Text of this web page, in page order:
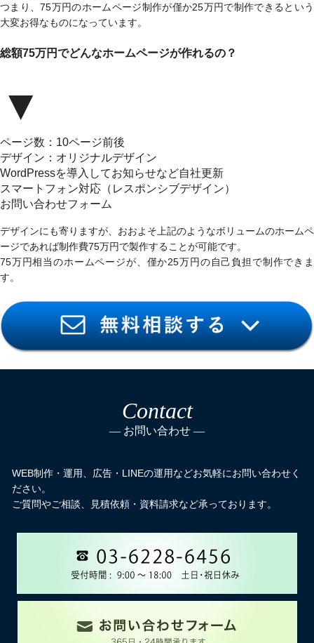
つまり、75万円のホームページ制作が僅か25万円で制作できる という
大変お得なものになっています。
総額75万円でどんなホームページが作れるの？
▼
ページ数：10ページ前後
デザイン：オリジナルデザイン
WordPressを導入してお知らせなど自社更新
スマートフォン対応（レスポンシブデザイン）
お問い合わせフォーム
デザインにも寄りますが、おおよそ上記のようなボリュームのホームペ
ージであれば制作費75万円で製作することが可能です。
75万円相当のホームページが、僅か25万円の自己負担で制作できま
す。
Contact
お問い合わせ
WEB制作・運用、広告・LINEの運用などお気軽にお問い合わせく
ださい。
ご質問やご相談、見積依頼・資料請求など承っております。